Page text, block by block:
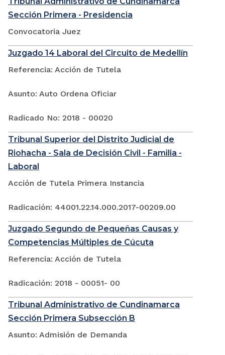
Sección Primera - Presidencia
Convocatoria Juez
Juzgado 14 Laboral del Circuito de Medellín
Referencia: Acción de Tutela
Asunto: Auto Ordena Oficiar
Radicado No: 2018 - 00020
Tribunal Superior del Distrito Judicial de
Riohacha - Sala de Decisión Civil - Familia -
Laboral
Acción de Tutela Primera Instancia
Radicación: 44001.22.14.000.2017-00209.00
Juzgado Segundo de Pequeñas Causas y
Competencias Múltiples de Cúcuta
Referencia: Acción de Tutela
Radicación: 2018 - 00051- 00
Tribunal Administrativo de Cundinamarca
Sección Primera Subsección B
Asunto: Admisión de Demanda